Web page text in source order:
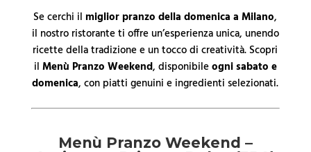
Se cerchi ilmiglior pranzo della domenica a Milano,
il nostro ristorante ti offre un’esperienza unica, unendo
ricette della tradizione e un tocco di creatività. Scopri
il Menù Pranzo Weekend, disponibileogni sabato e
domenica, con piatti genuini e ingredienti selezionati.
Menù Pranzo Weekend –